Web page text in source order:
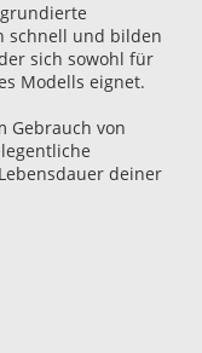
schnell und bilden
sich sowohl für
Modells eignet.
Gebrauch von
deiner